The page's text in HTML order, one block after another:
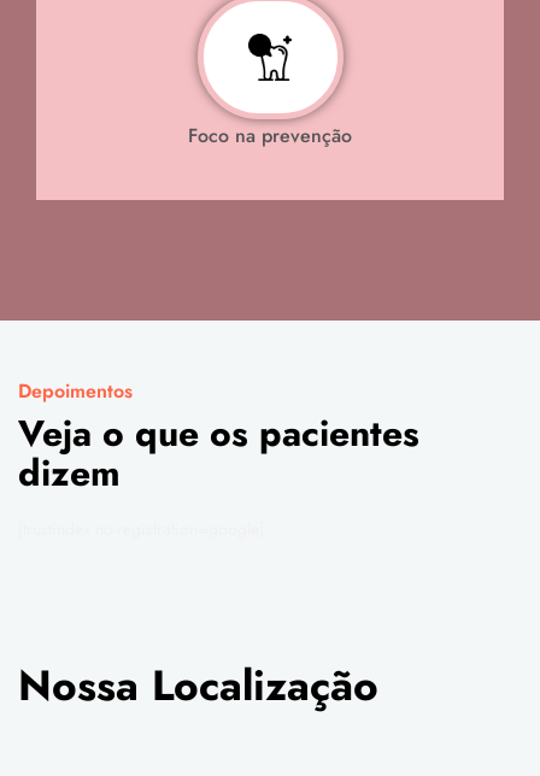
Foco na prevenção
Depoimentos
Veja o que os pacientes
dizem
Nossa Localização